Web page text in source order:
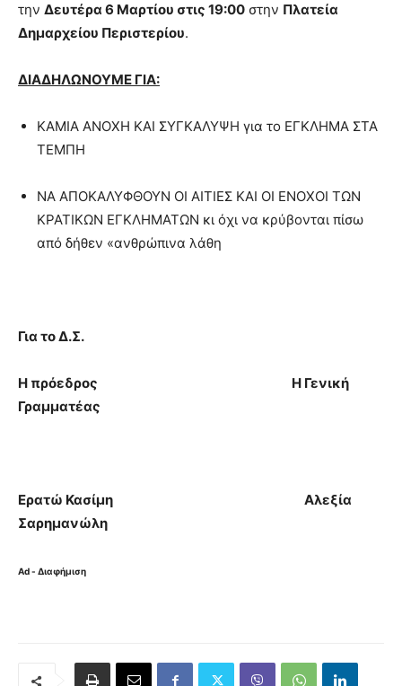
την Δευτέρα 6 Μαρτίου στις 19:00 στην Πλατεία
Δημαρχείου Περιστερίου.
ΔΙΑΔΗΛΩΝΟΥΜΕ ΓΙΑ:
KAMIA AΝΟΧΗ ΚΑΙ ΣΥΓΚΑΛΥΨΗ για το ΕΓΚΛΗΜΑ ΣΤΑ
ΤΕΜΠΗ
ΝΑ ΑΠΟΚΑΛΥΦΘΟΥΝ ΟΙ ΑΙΤΙΕΣ ΚΑΙ ΟΙ ΕΝΟΧΟΙ ΤΩΝ
ΚΡΑΤΙΚΩΝ ΕΓΚΛΗΜΑΤΩΝ κι όχι να κρύβονται πίσω
από δήθεν «ανθρώπινα λάθη
Για το Δ.Σ.
Η πρόεδρος Η Γενική
Γραμματέας
Ερατώ Κασίμη Αλεξία
Σαρημανώλη
Ad - Διαφήμιση